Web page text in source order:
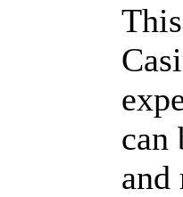
can
and